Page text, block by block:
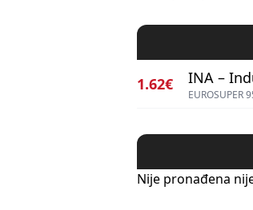
1.62€ INA –
EUROSUPER
Nije pronađena